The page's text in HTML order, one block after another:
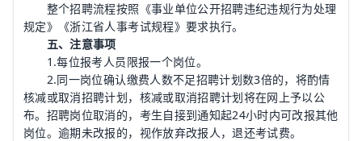
整个招聘流程按照《事业单位公开招聘违纪违规行为处理
规定》《浙江省人事考试规程》要求执行。
五、注意事项
1.每位报考人员限报一个岗位。
2.同一岗位确认缴费人数不足招聘计划数3倍的，将酌情
核减或取消招聘计划，核减或取消招聘计划将在网上予以公
布。招聘岗位取消的，考生自接到通知起24小时内可改报其他
岗位。逾期未改报的，视作放弃改报人，退还考试费。